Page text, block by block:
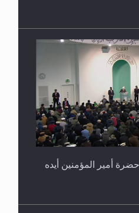
أمير المؤمنين أيده